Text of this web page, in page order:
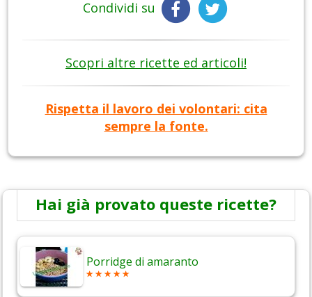
Condividi su
Scopri altre ricette ed articoli!
Rispetta il lavoro dei volontari: cita
sempre la fonte.
Hai già provato queste ricette?
Porridge di amaranto